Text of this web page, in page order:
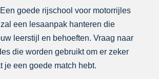
Een goede rijschool voor motorrijles
een lesaanpak hanteren die
leerstijl en behoeften. Vraag naar
die worden gebruikt om er zeker
je een goede match hebt.